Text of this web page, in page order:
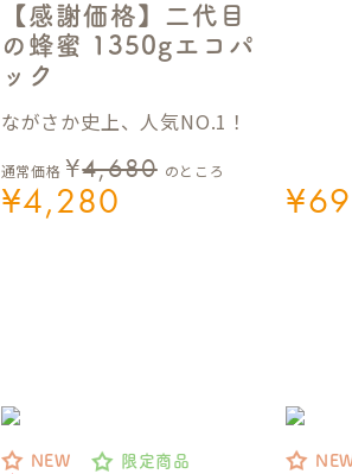
【感謝価格】二代目
の蜂蜜 1350gエコパ
ック
通常価格 ¥4,680 のところ
¥4,280
ながさか史上、人気NO.1！
¥
NEW
限定商品